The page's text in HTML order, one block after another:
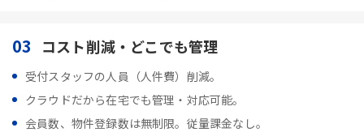
03 コスト削減・どこでも管理
受付スタッフの人員（人件費）削減。
クラウドだから在宅でも管理・対応可能。
会員数、物件登録数は無制限。従量課金なし。